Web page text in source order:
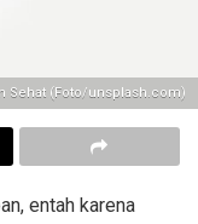
Sehat (Foto/unsplash.com)
entah karena